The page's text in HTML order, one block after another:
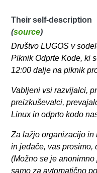
Their self-description
(source)
Društvo LUGOS v
Piknik Odprte Kode, ki
12:00 dalje na piknik
Vabljeni vsi razvijalci,
preizkuševalci,
Linux in odprto kodo
Za lažjo organizacijo
in jedače, vas prosimo,
(Možno se je
samo za avtomatično